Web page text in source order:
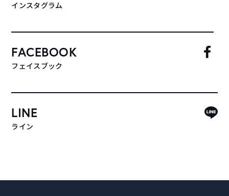
インスタグラム
FACEBOOK
フェイスブック
LINE
ライン